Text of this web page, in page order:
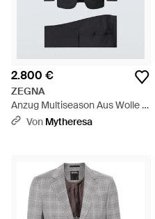
2.800 €
ZEGNA
Anzug Multiseason Aus Wolle -
Schwarz
Von Mytheresa